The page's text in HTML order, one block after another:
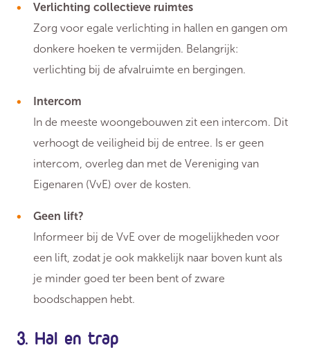
Verlichting collectieve ruimtes
Zorg voor egale verlichting in hallen en gangen om
donkere hoeken te vermijden. Belangrijk:
verlichting bij de afvalruimte en bergingen.
Intercom
In de meeste woongebouwen zit een intercom. Dit
verhoogt de veiligheid bij de entree. Is er geen
intercom, overleg dan met de Vereniging van
Eigenaren (VvE) over de kosten.
Geen lift?
Informeer bij de VvE over de mogelijkheden voor
een lift, zodat je ook makkelijk naar boven kunt als
je minder goed ter been bent of zware
boodschappen hebt.
3. Hal en trap